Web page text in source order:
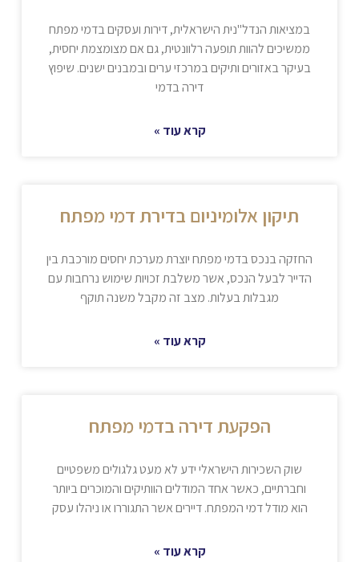
במציאות הנדל"נית הישראלית, דירות ועסקים בדמי מפתח
ממשיכים להוות תופעה רלוונטית, גם אם מצומצמת יחסית,
בעיקר באזורים ותיקים במרכזי ערים ובמבנים ישנים. שיפוץ
דירה בדמי
קרא עוד »
תיקון אלומיניום בדירת דמי מפתח
החזקה בנכס בדמי מפתח יוצרת מערכת יחסים מורכבת בין
הדייר לבעל הנכס, אשר משלבת זכויות שימוש נרחבות עם
מגבלות בעלות. מצב זה מקבל משנה תוקף
קרא עוד »
הפקעת דירה בדמי מפתח
שוק השכירות הישראלי ידע לא מעט גלגולים משפטיים
וחברתיים, כאשר אחד המודלים הוותיקים והמוכרים ביותר
הוא מודל דמי המפתח. דיירים אשר התגוררו או ניהלו עסק
קרא עוד »